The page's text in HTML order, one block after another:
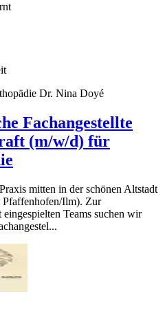
Dr. Nina Doyé
Fachangestellte
(m/w/d) für
mitten in der schönen Altstadt
Pfaffenhofen/Ilm). Zur
Teams suchen wir